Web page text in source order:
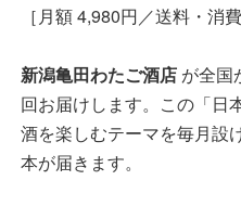
［月額 4,980円／送料・消
新潟亀田わたご酒店 が全国
回お届けします。この「日
酒を楽しむテーマを毎月設
本が届きます。